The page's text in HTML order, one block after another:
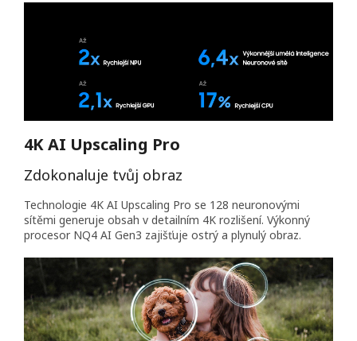
4K AI Upscaling Pro
Zdokonaluje tvůj obraz
Technologie 4K AI Upscaling Pro se 128 neuronovými
sítěmi generuje obsah v detailním 4K rozlišení. Výkonný
procesor NQ4 AI Gen3 zajišťuje ostrý a plynulý obraz.